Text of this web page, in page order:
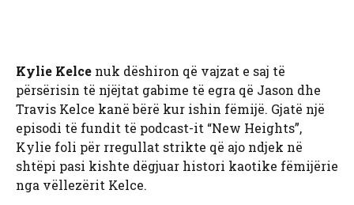
Kylie Kelce nuk dëshiron që vajzat e saj të
përsërisin të njëjtat gabime të egra që Jason dhe
Travis Kelce kanë bërë kur ishin fëmijë. Gjatë një
episodi të fundit të podcast-it “New Heights”,
Kylie foli për rregullat strikte që ajo ndjek në
shtëpi pasi kishte dëgjuar histori kaotike fëmijërie
nga vëllezërit Kelce.